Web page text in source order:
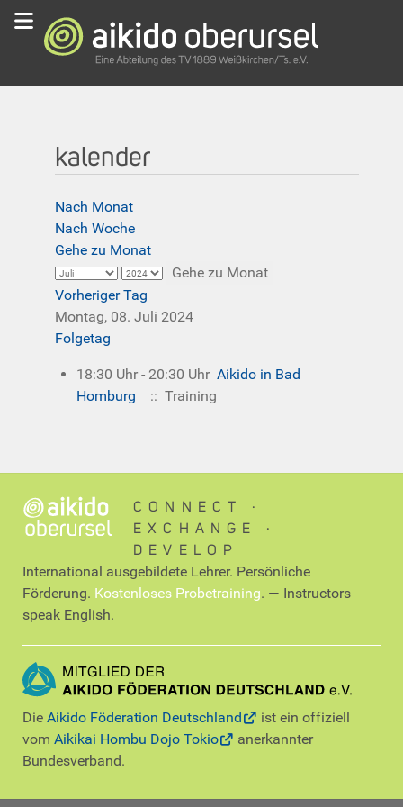
kalender
Nach Monat
Nach Woche
Gehe zu Monat
Gehe zu Monat
Vorheriger Tag
Montag, 08. Juli 2024
Folgetag
18:30 Uhr - 20:30 Uhr Aikido in Bad
Homburg
:: Training
CONNECT ∙
EXCHANGE ∙
DEVELOP
International ausgebildete Lehrer. Persönliche
Förderung. Kostenloses Probetraining. — Instructors
speak English.
Die Aikido Föderation Deutschland
ist ein offiziell
vom Aikikai Hombu Dojo Tokio
anerkannter
Bundesverband.